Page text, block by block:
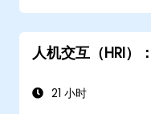
化。
人机交互（HRI）
21 小时